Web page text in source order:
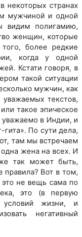
некоторых странах
мужчиной и одной
видим полигамию,
женщин, которые
более редкие
когда у одной
Кстати говоря, в
такой ситуации
мужчин, как
текстов,
такое эпическое
уважаемо в Индии, и
гита». По сути дела,
там мы встречаем
жена на всех. И
так может быть,
правила? Вот в том,
не вещь сама по
это (в первую
условий жизни, и
негативный